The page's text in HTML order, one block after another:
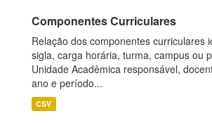
Componentes Curriculares
Relação dos componentes curriculares
sigla, carga horária, turma, campus ou
Unidade Acadêmica responsável,
ano e período...
CSV